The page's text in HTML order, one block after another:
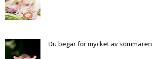
Du begär för mycket av sommaren